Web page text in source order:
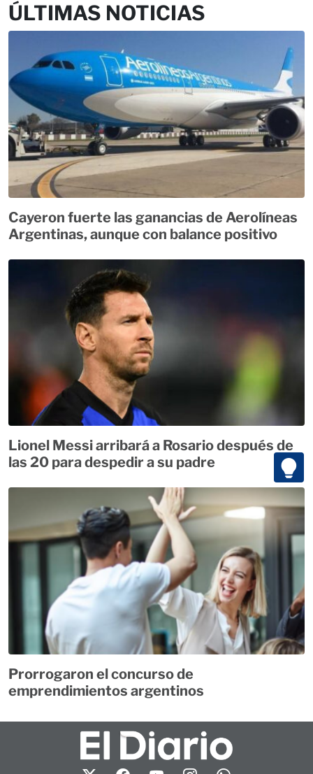
ÚLTIMAS NOTICIAS
Cayeron fuerte las ganancias de Aerolíneas
Argentinas, aunque con balance positivo
Lionel Messi arribará a Rosario después de
las 20 para despedir a su padre
Prorrogaron el concurso de
emprendimientos argentinos